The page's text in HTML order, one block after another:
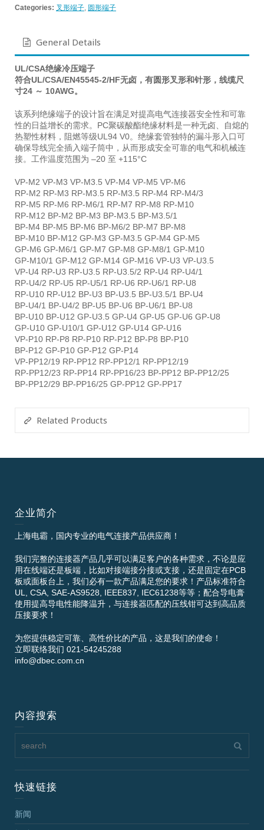
Categories: 叉形端子 圆形端子
General Details
UL/CSA绝缘冷压端子
符合UL/CSA/EN45545-2/HF无卤，有圆形叉形和针形，线缆尺
寸24 ～ 10AWG。
该系列绝缘端子的设计旨在满足对提高电气连接器安全性和可靠
性的日益增长的需求。PC聚碳酸酯绝缘材料是一种无卤、自熄的
热塑性材料，阻燃等级UL94 V0。绝缘套管独特的漏斗形入口可
确保导线完全插入端子筒中，从而形成安全可靠的电气和机械连
接。工作温度范围为 –20 至 +115°C
VP-M2 VP-M3 VP-M3.5 VP-M4 VP-M5 VP-M6
RP-M2 RP-M3 RP-M3.5 RP-M3.5 RP-M4 RP-M4/3
RP-M5 RP-M6 RP-M6/1 RP-M7 RP-M8 RP-M10
RP-M12 BP-M2 BP-M3 BP-M3.5 BP-M3.5/1
BP-M4 BP-M5 BP-M6 BP-M6/2 BP-M7 BP-M8
BP-M10 BP-M12 GP-M3 GP-M3.5 GP-M4 GP-M5
GP-M6 GP-M6/1 GP-M7 GP-M8 GP-M8/1 GP-M10
GP-M10/1 GP-M12 GP-M14 GP-M16 VP-U3 VP-U3.5
VP-U4 RP-U3 RP-U3.5 RP-U3.5/2 RP-U4 RP-U4/1
RP-U4/2 RP-U5 RP-U5/1 RP-U6 RP-U6/1 RP-U8
RP-U10 RP-U12 BP-U3 BP-U3.5 BP-U3.5/1 BP-U4
BP-U4/1 BP-U4/2 BP-U5 BP-U6 BP-U6/1 BP-U8
BP-U10 BP-U12 GP-U3.5 GP-U4 GP-U5 GP-U6 GP-U8
GP-U10 GP-U10/1 GP-U12 GP-U14 GP-U16
VP-P10 RP-P8 RP-P10 RP-P12 BP-P8 BP-P10
BP-P12 GP-P10 GP-P12 GP-P14
VP-PP12/19 RP-PP12 RP-PP12/1 RP-PP12/19
RP-PP12/23 RP-PP14 RP-PP16/23 BP-PP12 BP-PP12/25
BP-PP12/29 BP-PP16/25 GP-PP12 GP-PP17
Related Products
企业简介
上海电霸，国内专业的电气连接产品供应商！
我们完整的连接器产品几乎可以满足客户的各种需求，不论是应
用在线端还是板端，比如对接端接分接或支接，还是固定在PCB
板或面板台上，我们必有一款产品满足您的要求！产品标准符合
UL, CSA, SAE-AS9528, IEEE837, IEC61238等等；配合导电膏
使用提高导电性能降温升，与连接器匹配的压线钳可达到高品质
压接要求！
为您提供稳定可靠、高性价比的产品，这是我们的使命！
立即联络我们 021-54245288
info@dbec.com.cn
内容搜索
快速链接
新闻